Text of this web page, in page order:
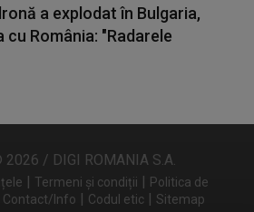
a explodat în Bulgaria,
România: "Radarele
/ DIGI ROMANIA S.A.
Termeni și condiții
Politica de
Contact/Info Codul etic Sitemap